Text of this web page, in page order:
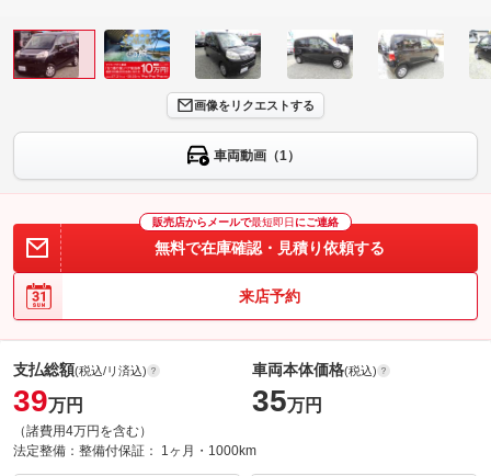
画像をリクエストする
車両動画（1）
販売店からメールで最短即日 にご連絡
無料で在庫確認・見積り依頼する
来店予約
支払総額(税込/リ済込)
39万円
（諸費用4万円を含む）
車両本体価格(税込)
35万円
法定整備： 整備付保証： 1ヶ月・1000km